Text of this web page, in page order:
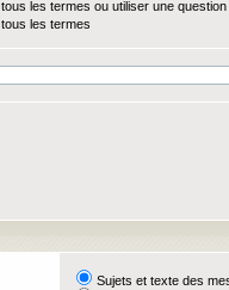
les termes ou utiliser une
les termes
Sujets et texte des